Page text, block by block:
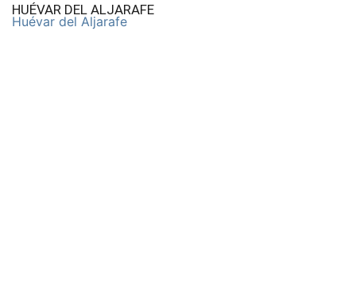
HUÉVAR DEL ALJARAFE
Huévar del Aljarafe